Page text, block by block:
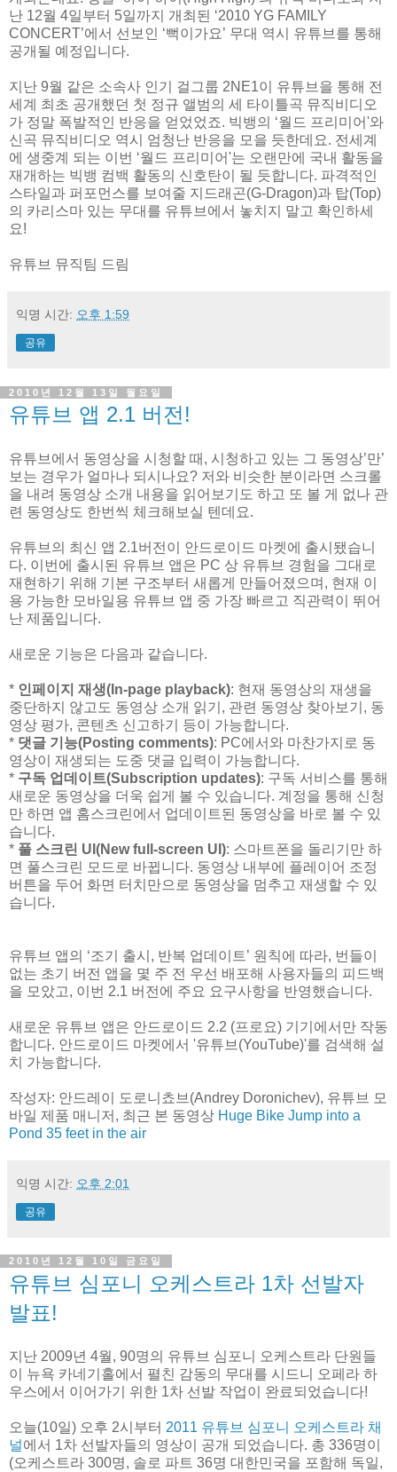
난 12월 4일부터 5일까지 개최된 ‘2010 YG FAMILY
CONCERT’에서 선보인 ‘뻑이가요’ 무대 역시 유튜브를 통해
공개될 예정입니다.
지난 9월 같은 소속사 인기 걸그룹 2NE1이 유튜브을 통해 전
세계 최초 공개했던 첫 정규 앨범의 세 타이틀곡 뮤직비디오
가 정말 폭발적인 반응을 얻었었죠. 빅뱅의 ‘월드 프리미어'와
신곡 뮤직비디오 역시 엄청난 반응을 모을 듯한데요. 전세계
에 생중계 되는 이번 ‘월드 프리미어'는 오랜만에 국내 활동을
재개하는 빅뱅 컴백 활동의 신호탄이 될 듯합니다. 파격적인
스타일과 퍼포먼스를 보여줄 지드래곤(G-Dragon)과 탑(Top)
의 카리스마 있는 무대를 유튜브에서 놓치지 말고 확인하세
요!
유튜브 뮤직팀 드림
익명 시간: 오후 1:59
공유
2010년 12월 13일 월요일
유튜브 앱 2.1 버전!
유튜브에서 동영상을 시청할 때, 시청하고 있는 그 동영상’만’
보는 경우가 얼마나 되시나요? 저와 비슷한 분이라면 스크롤
을 내려 동영상 소개 내용을 읽어보기도 하고 또 볼 게 없나 관
련 동영상도 한번씩 체크해보실 텐데요.
유튜브의 최신 앱 2.1버전이 안드로이드 마켓에 출시됐습니
다. 이번에 출시된 유튜브 앱은 PC 상 유튜브 경험을 그대로
재현하기 위해 기본 구조부터 새롭게 만들어졌으며, 현재 이
용 가능한 모바일용 유튜브 앱 중 가장 빠르고 직관력이 뛰어
난 제품입니다.
새로운 기능은 다음과 같습니다.
* 인페이지 재생(In-page playback): 현재 동영상의 재생을
중단하지 않고도 동영상 소개 읽기, 관련 동영상 찾아보기, 동
영상 평가, 콘텐츠 신고하기 등이 가능합니다.
* 댓글 기능(Posting comments): PC에서와 마찬가지로 동
영상이 재생되는 도중 댓글 입력이 가능합니다.
* 구독 업데이트(Subscription updates): 구독 서비스를 통해
새로운 동영상을 더욱 쉽게 볼 수 있습니다. 계정을 통해 신청
만 하면 앱 홈스크린에서 업데이트된 동영상을 바로 볼 수 있
습니다.
* 풀 스크린 UI(New full-screen UI): 스마트폰을 돌리기만 하
면 풀스크린 모드로 바뀝니다. 동영상 내부에 플레이어 조정
버튼을 두어 화면 터치만으로 동영상을 멈추고 재생할 수 있
습니다.
유튜브 앱의 ‘조기 출시, 반복 업데이트’ 원칙에 따라, 번들이
없는 초기 버전 앱을 몇 주 전 우선 배포해 사용자들의 피드백
을 모았고, 이번 2.1 버전에 주요 요구사항을 반영했습니다.
새로운 유튜브 앱은 안드로이드 2.2 (프로요) 기기에서만 작동
합니다. 안드로이드 마켓에서 '유튜브(YouTube)'를 검색해 설
치 가능합니다.
작성자: 안드레이 도로니쵸브(Andrey Doronichev), 유튜브 모
바일 제품 매니저, 최근 본 동영상 Huge Bike Jump into a
Pond 35 feet in the air
익명 시간: 오후 2:01
공유
2010년 12월 10일 금요일
유튜브 심포니 오케스트라 1차 선발자
발표!
지난 2009년 4월, 90명의 유튜브 심포니 오케스트라 단원들
이 뉴욕 카네기홀에서 펼친 감동의 무대를 시드니 오페라 하
우스에서 이어가기 위한 1차 선발 작업이 완료되었습니다!
오늘(10일) 오후 2시부터 2011 유튜브 심포니 오케스트라 채
널에서 1차 선발자들의 영상이 공개 되었습니다. 총 336명이
(오케스트라 300명, 솔로 파트 36명 대한민국을 포함해 독일,